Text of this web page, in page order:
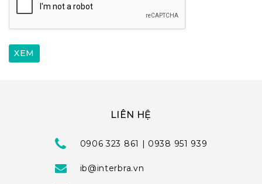
LIÊN HỆ
0906 323 861 | 0938 951 939
ib@interbra.vn